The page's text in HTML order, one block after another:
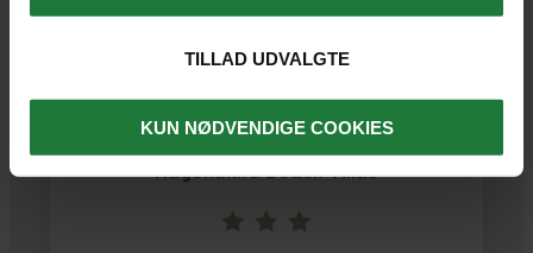
TILLAD UDVALGTE
KUN NØDVENDIGE COOKIES
NILAVELI BEACH
Nagenahira Beach Villas